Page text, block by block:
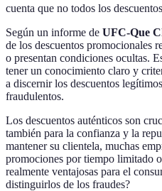
cuenta que no todos los
Según un informe de UFC-Que
de los descuentos promocionales
o presentan condiciones ocultas.
tener un conocimiento claro y
a discernir los descuentos
fraudulentos.
Los descuentos auténticos son
también para la confianza y la
mantener su clientela, muchas
promociones por tiempo limitado
realmente ventajosas para el
distinguirlos de los fraudes?